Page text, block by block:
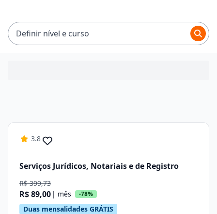
Definir nível e curso
3.8
Serviços Jurídicos, Notariais e de Registro
R$ 399,73
R$ 89,00 | mês -78%
Duas mensalidades GRÁTIS